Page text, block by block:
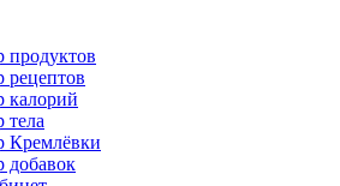
продуктов
рецептов
калорий
тела
Кремлёвки
добавок